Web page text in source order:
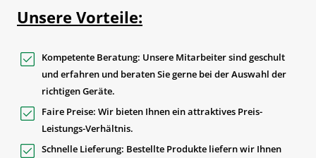
Unsere Vorteile:
Kompetente Beratung: Unsere Mitarbeiter sind geschult
und erfahren und beraten Sie gerne bei der Auswahl der
richtigen Geräte.
Faire Preise: Wir bieten Ihnen ein attraktives Preis-
Leistungs-Verhältnis.
Schnelle Lieferung: Bestellte Produkte liefern wir Ihnen